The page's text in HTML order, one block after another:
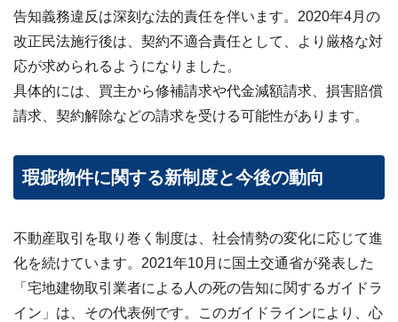
告知義務違反は深刻な法的責任を伴います。2020年4月の
改正民法施行後は、契約不適合責任として、より厳格な対
応が求められるようになりました。
具体的には、買主から修補請求や代金減額請求、損害賠償
請求、契約解除などの請求を受ける可能性があります。
瑕疵物件に関する新制度と今後の動向
不動産取引を取り巻く制度は、社会情勢の変化に応じて進
化を続けています。2021年10月に国土交通省が発表した
「 宅地建物取引業者による人の死の告知に関するガイドラ
イン 」は、その代表例です。このガイドラインにより、心